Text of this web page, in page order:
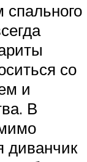
со
и
В
диванчик